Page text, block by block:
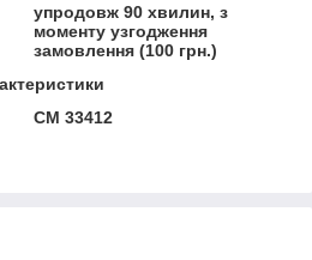
упродовж 90 хвилин, з
моменту узгодження
замовлення (100 грн.)
CM 33412